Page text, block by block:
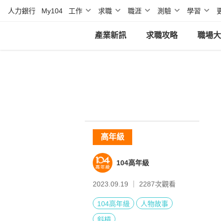
人力銀行 My104 工作 求職 職涯 測驗 學習
產業新訊 求職攻略 職場
高年級
104高年級
2023.09.19 ｜ 2287次觀看
104高年級
人物故事